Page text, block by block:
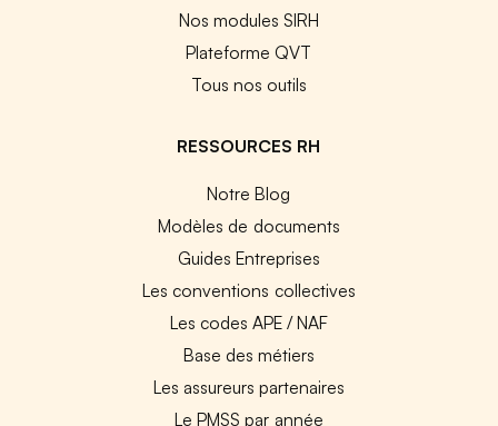
Nos modules SIRH
Plateforme QVT
Tous nos outils
RESSOURCES RH
Notre Blog
Modèles de documents
Guides Entreprises
Les conventions collectives
Les codes APE / NAF
Base des métiers
Les assureurs partenaires
Le PMSS par année